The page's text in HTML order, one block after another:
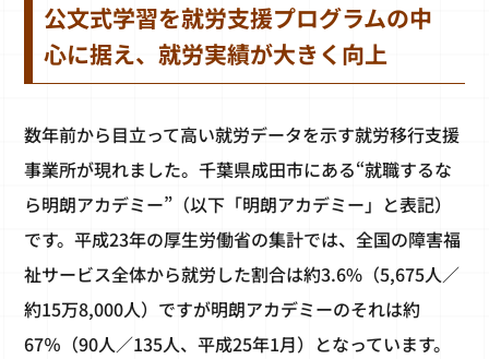
公文式学習を就労支援プログラムの中
心に据え、就労実績が大きく向上
数年前から目立って高い就労データを示す就労移行支援
事業所が現れました。千葉県成田市にある“就職するな
ら明朗アカデミー”（以下「明朗アカデミー」と表記）
です。平成23年の厚生労働省の集計では、全国の障害福
祉サービス全体から就労した割合は約3.6%（5,675人／
約15万8,000人）ですが明朗アカデミーのそれは約
67％（90人／135人、平成25年1月）となっています。